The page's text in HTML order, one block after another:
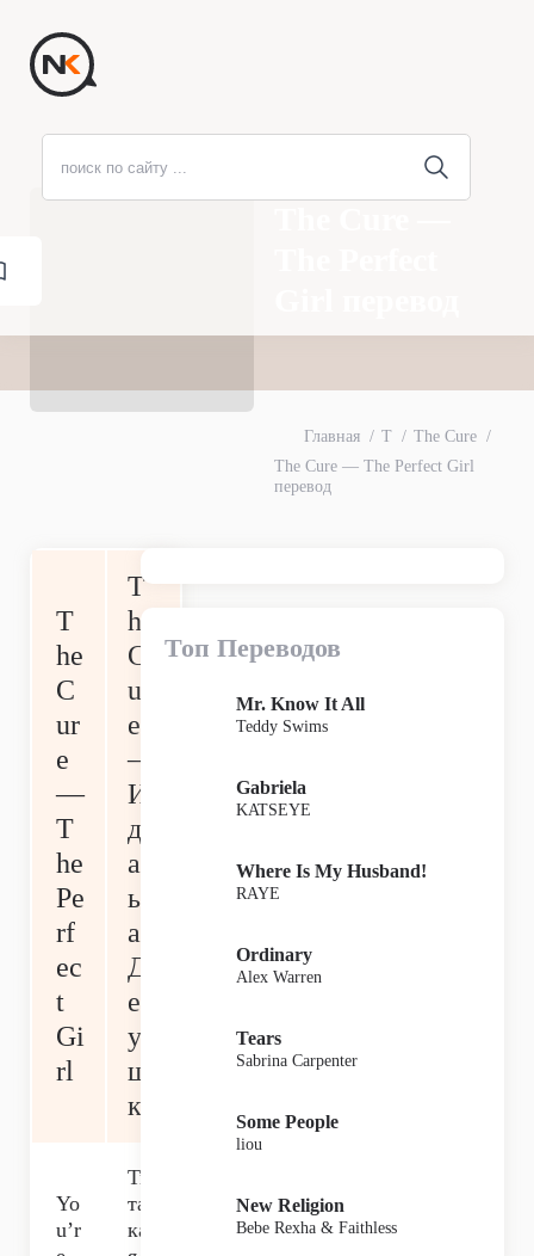
Главная T
The Cure
The Cure — The Perfect Girl
перевод
T
he
C
ur
e
—
T
he
Pe
rf
ec
t
Gi
rl
T
he
C
ur
e
—
И
де
ал
ьн
ая
Д
ев
у
ш
ка
Yo
u’r
Ты
та
ка
Топ Переводов
Mr. Know It All
Teddy Swims
Gabriela
KATSEYE
Where Is My Husband!
RAYE
Ordinary
Alex Warren
Tears
Sabrina Carpenter
Some People
liou
New Religion
Bebe Rexha & Faithless